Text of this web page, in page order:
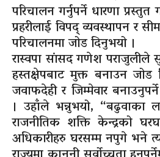
परिचालन गर्नुपर्ने धारणा
प्रहरीलाई विपद् व्यवस्थापन र
परिचालनमा जोड दिनुभयो ।
रास्वपा सांसद गणेश पराजुलीले
हस्तक्षेपबाट मुक्त बनाउन जोड
जवाफदेही र जिम्मेवार
। उहाँले भन्नुभयो, “बढुवाका
राजनीतिक शक्ति केन्द्रको
अधिकारीहरु घरसम्म नपुगे भने